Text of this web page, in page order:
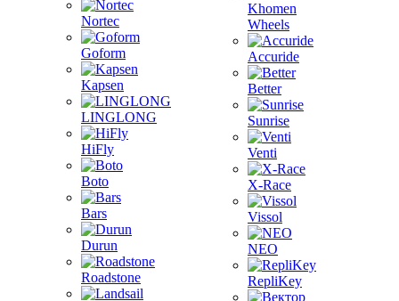
Nortec
Goform
Kapsen
LINGLONG
HiFly
Boto
Bars
Durun
Roadstone
Khomen
Wheels
Accuride
Better
Sunrise
Venti
X-Race
Vissol
NEO
RepliKey